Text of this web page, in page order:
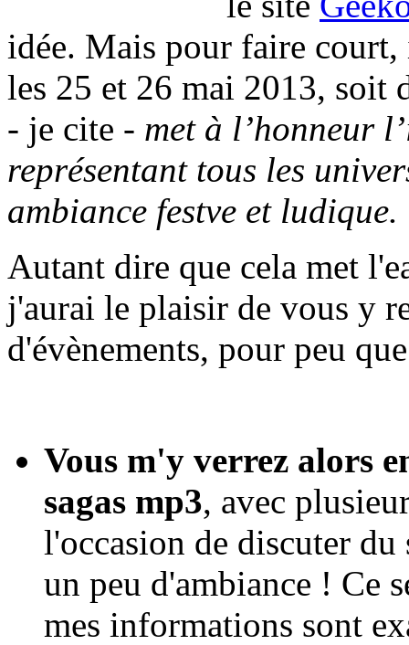
idée. Mais pour faire
les 25 et 26 mai 2013, soit
- je cite - met à l’honneur
représentant tous les
ambiance festve et ludique.
Autant dire que cela met
j'aurai le plaisir de vous y
d'évènements, pour peu
Vous m'y verrez alors
sagas mp3, avec
l'occasion de discuter
un peu d'ambiance ! Ce
mes informations sont